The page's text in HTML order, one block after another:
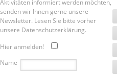
Aktivitäten informiert werden möchten,
senden wir Ihnen gerne unsere
Newsletter. Lesen Sie bitte vorher
unsere Datenschutzerklärung.
Hier anmelden!
Name